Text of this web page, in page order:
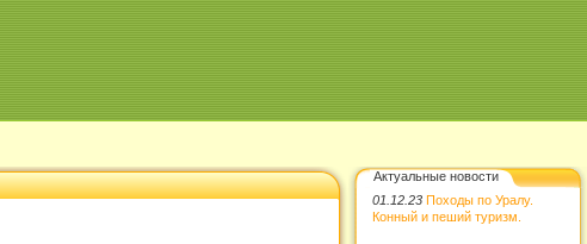
Актуальные новости
01.12.23 Походы по Уралу.
Конный и пеший туризм.